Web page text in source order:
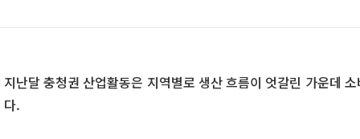
지난달 충청권 산업활동은 지역별로 생산 흐름이 엇갈린 가운데
다.